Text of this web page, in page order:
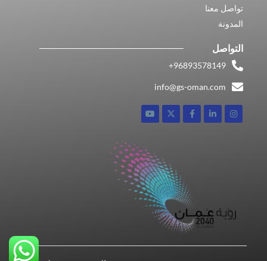
تواصل معنا
المدونة
التواصل
96893578149​+
info@gs-oman.com